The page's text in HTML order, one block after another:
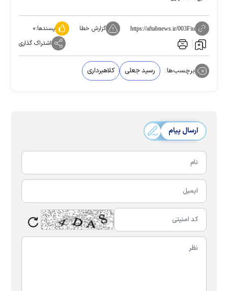
https://aftabnews.ir/003Fiu گزارش خطا پسندها:۰
اشتراک گذاری
برچسب‌ها: رسید جعلی کلاهبرداری
ارسال پیام